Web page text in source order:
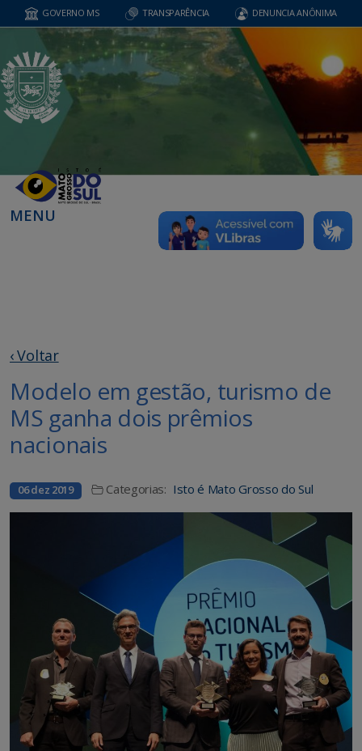
GOVERNO MS TRANSPARÊNCIA DENUNCIA ANÔNIMA
MENU
‹ Voltar
Modelo em gestão, turismo de
MS ganha dois prêmios
nacionais
06 dez 2019 Categorias: Isto é Mato Grosso do Sul